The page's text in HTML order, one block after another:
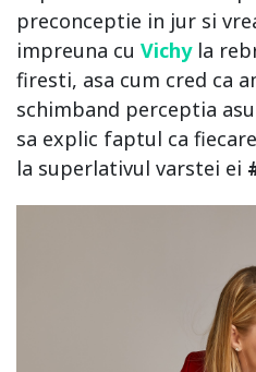
preconceptie in jur si
impreuna cu Vichyla
firesti, asa cum cred ca
schimband perceptia
sa explic faptul ca
la superlativul varstei ei